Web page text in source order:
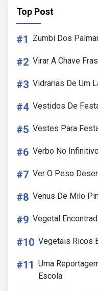
Top Post
#1 Zumbi Dos
#2 Virar A Chave
#3 Vidrarias De Um
#4 Vestidos De
#5 Vestes Para
#6 Verbo No
#7 Ver O Peso
#8 Venus De Milo
#9 Vegetal
#10 Vegetais Ricos
#11 Uma
Escola